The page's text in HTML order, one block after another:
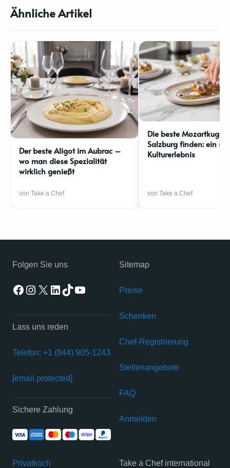
Ähnliche Artikel
Der beste Aligot im Aubrac –
wo man diese Spezialität
wirklich genießt
von Take a Chef
Die beste Mozartkugel
Salzburg finden: ein
Kulturerlebnis
von Take a Chef
Folgen Sie uns
Facebook
Instagram
X LinkedIn
TikTokYouTube
Lass uns reden
Telefon: +1 (844) 905-1243
[email protected]
Sichere Zahlung
Sitemap
Preise
Schenken
Chef-Registrierung
Stellenangebote
FAQ
Anmelden
Privatkoch Take a Chef international